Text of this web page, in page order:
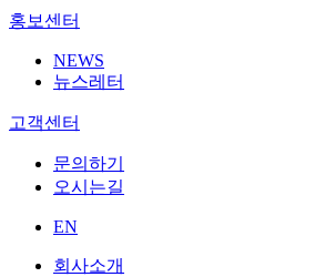
홍보센터
NEWS
뉴스레터
고객센터
문의하기
오시는길
EN
회사소개